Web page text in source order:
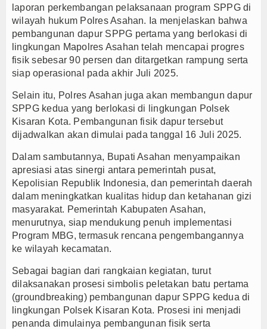
laporan perkembangan pelaksanaan program SPPG di
wilayah hukum Polres Asahan. Ia menjelaskan bahwa
pembangunan dapur SPPG pertama yang berlokasi di
lingkungan Mapolres Asahan telah mencapai progres
fisik sebesar 90 persen dan ditargetkan rampung serta
siap operasional pada akhir Juli 2025.
Selain itu, Polres Asahan juga akan membangun dapur
SPPG kedua yang berlokasi di lingkungan Polsek
Kisaran Kota. Pembangunan fisik dapur tersebut
dijadwalkan akan dimulai pada tanggal 16 Juli 2025.
Dalam sambutannya, Bupati Asahan menyampaikan
apresiasi atas sinergi antara pemerintah pusat,
Kepolisian Republik Indonesia, dan pemerintah daerah
dalam meningkatkan kualitas hidup dan ketahanan gizi
masyarakat. Pemerintah Kabupaten Asahan,
menurutnya, siap mendukung penuh implementasi
Program MBG, termasuk rencana pengembangannya
ke wilayah kecamatan.
Sebagai bagian dari rangkaian kegiatan, turut
dilaksanakan prosesi simbolis peletakan batu pertama
(groundbreaking) pembangunan dapur SPPG kedua di
lingkungan Polsek Kisaran Kota. Prosesi ini menjadi
penanda dimulainya pembangunan fisik serta